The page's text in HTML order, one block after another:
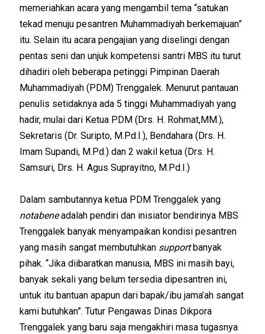
memeriahkan acara yang mengambil tema “satukan
tekad menuju pesantren Muhammadiyah berkemajuan”
itu. Selain itu acara pengajian yang diselingi dengan
pentas seni dan unjuk kompetensi santri MBS itu turut
dihadiri oleh beberapa petinggi Pimpinan Daerah
Muhammadiyah (PDM) Trenggalek. Menurut pantauan
penulis setidaknya ada 5 tinggi Muhammadiyah yang
hadir, mulai dari Ketua PDM (Drs. H. Rohmat,MM.),
Sekretaris (Dr. Suripto, M.Pd.I.), Bendahara (Drs. H.
Imam Supandi, M.Pd.) dan 2 wakil ketua (Drs. H.
Samsuri, Drs. H. Agus Suprayitno, M.Pd.I.)
Dalam sambutannya ketua PDM Trenggalek yang
notabeneadalah pendiri dan inisiator bendirinya MBS
Trenggalek banyak menyampaikan kondisi pesantren
yang masih sangat membutuhkan support banyak
pihak. “Jika diibaratkan manusia, MBS ini masih bayi,
banyak sekali yang belum tersedia dipesantren ini,
untuk itu bantuan apapun dari bapak/ibu jama’ah sangat
kami butuhkan”. Tutur Pengawas Dinas Dikpora
Trenggalek yang baru saja mengakhiri masa tugasnya